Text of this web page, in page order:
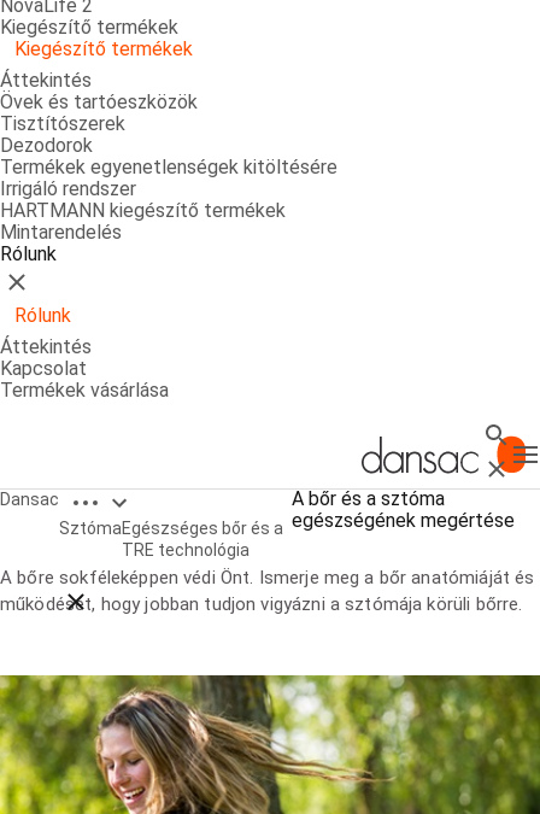
NovaLife 2
Kiegészítő termékek
Kiegészítő termékek
Áttekintés
Övek és tartóeszközök
Tisztítószerek
Dezodorok
Termékek egyenetlenségek kitöltésére
Irrigáló rendszer
HARTMANN kiegészítő termékek
Mintarendelés
Rólunk
Bezárás
Rólunk
Áttekintés
Kapcsolat
Termékek vásárlása
Dansac Open breadcrumbs
Close breadcrumbs
SztómaEgészséges bőr és a
TRE technológia
A bőr és a sztóma
egészségének megértése
A bőr és a sztóma egészségének megértése
A bőre sokféleképpen védi Önt. Ismerje meg a bőr anatómiáját és
működését, hogy jobban tudjon vigyázni a sztómája körüli bőrre.